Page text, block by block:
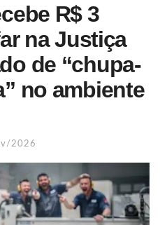
R$ 3
na Justiça
de “chupa-
no ambiente
2026